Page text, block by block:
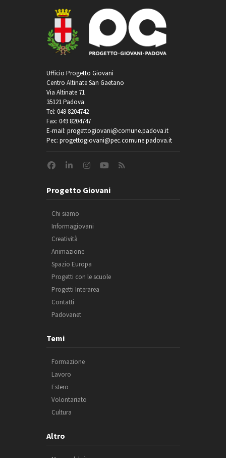
Ufficio Progetto Giovani
Centro Altinate San Gaetano
Via Altinate 71
35121 Padova
Tel: 049 8204742
Fax: 049 8204747
E-mail: progettogiovani@comune.padova.it
Pec: progettogiovani@pec.comune.padova.it
Progetto Giovani
Chi siamo
Informagiovani
Creatività
Animazione
Spazio Europa
Progetti con le scuole
Progetti Interarea
Contatti
Padovanet
Temi
Formazione
Lavoro
Estero
Volontariato
Cultura
Altro